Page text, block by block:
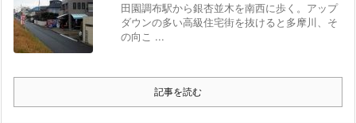
田園調布駅から銀杏並木を南西に歩く。アップ
ダウンの多い高級住宅街を抜けると多摩川、そ
の向こ ...
記事を読む